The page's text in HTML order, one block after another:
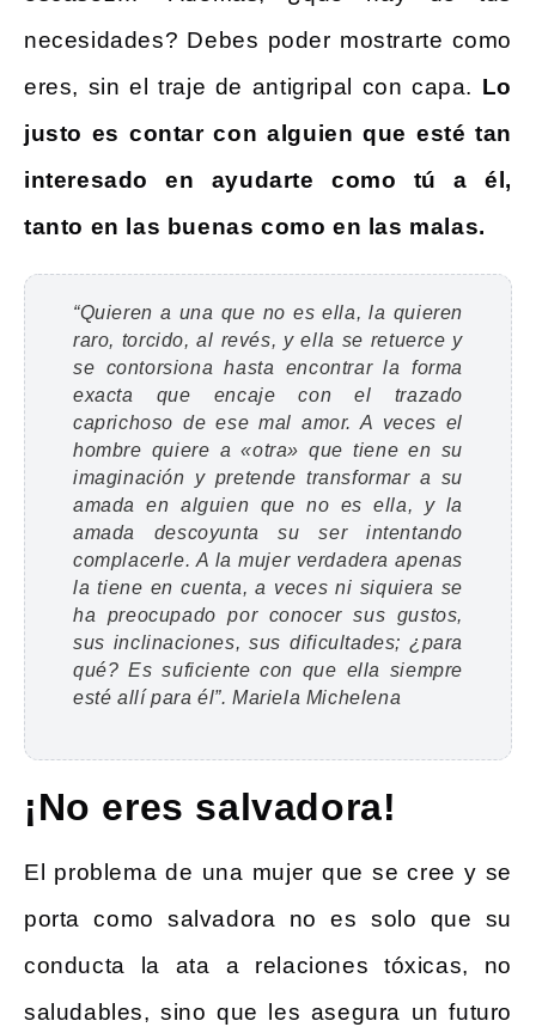
necesidades? Debes poder mostrarte como
eres, sin el traje de antigripal con capa. Lo
justo es contar con alguien que esté tan
interesado en ayudarte como tú a él,
tanto en las buenas como en las malas.
“Quieren a una que no es ella, la quieren
raro, torcido, al revés, y ella se retuerce y
se contorsiona hasta encontrar la forma
exacta que encaje con el trazado
caprichoso de ese mal amor. A veces el
hombre quiere a «otra» que tiene en su
imaginación y pretende transformar a su
amada en alguien que no es ella, y la
amada descoyunta su ser intentando
complacerle. A la mujer verdadera apenas
la tiene en cuenta, a veces ni siquiera se
ha preocupado por conocer sus gustos,
sus inclinaciones, sus dificultades; ¿para
qué? Es suficiente con que ella siempre
esté allí para él”. Mariela Michelena
¡No eres salvadora!
El problema de una mujer que se cree y se
porta como salvadora no es solo que su
conducta la ata a relaciones tóxicas, no
saludables, sino que les asegura un futuro